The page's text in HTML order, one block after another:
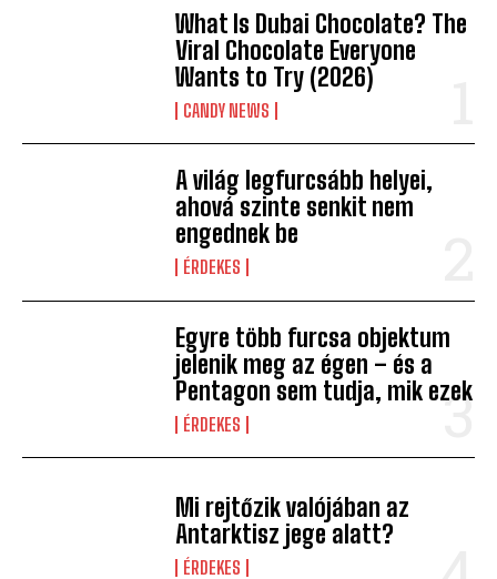
What Is Dubai Chocolate? The
Viral Chocolate Everyone
Wants to Try (2026)
CANDY NEWS
A világ legfurcsább helyei,
ahová szinte senkit nem
engednek be
ÉRDEKES
Egyre több furcsa objektum
jelenik meg az égen – és a
Pentagon sem tudja, mik ezek
ÉRDEKES
Mi rejtőzik valójában az
Antarktisz jege alatt?
ÉRDEKES